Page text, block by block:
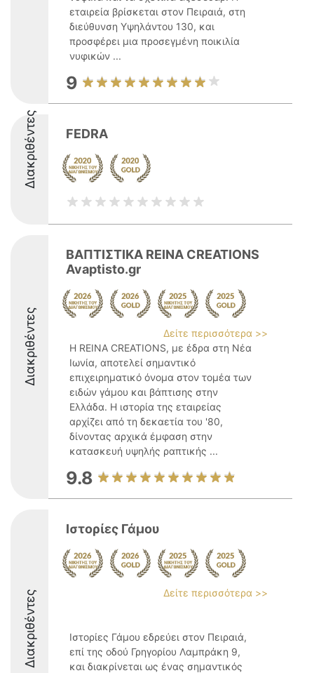
εταιρεία βρίσκεται στον Πειραιά, στη
διεύθυνση Υψηλάντου 130, και
προσφέρει μια προσεγμένη ποικιλία
νυφικών ...
9
Διακριθέντες FEDRA
Διακριθέντες
ΒΑΠΤΙΣΤΙΚΑ REINA CREATIONS
Avaptisto.gr
Δείτε περισσότερα >>
Η REINA CREATIONS, με έδρα στη Νέα
Ιωνία, αποτελεί σημαντικό
επιχειρηματικό όνομα στον τομέα των
ειδών γάμου και βάπτισης στην
Ελλάδα. Η ιστορία της εταιρείας
αρχίζει από τη δεκαετία του '80,
δίνοντας αρχικά έμφαση στην
κατασκευή υψηλής ραπτικής ...
9.8
Διακριθέντες
Ιστορίες Γάμου
Δείτε περισσότερα >>
Ιστορίες Γάμου εδρεύει στον Πειραιά,
επί της οδού Γρηγορίου Λαμπράκη 9,
και διακρίνεται ως ένας σημαντικός